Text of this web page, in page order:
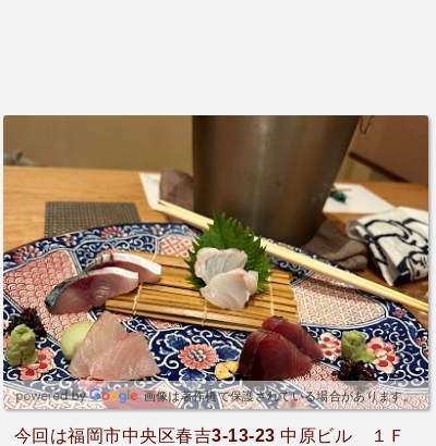
画像は著作権で保護されている場合があります。
今回は福岡市中央区春吉3-13-23 中原ビル １Ｆ